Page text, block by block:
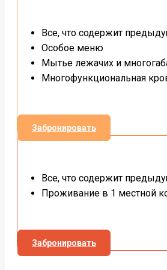
Все, что содержит
Особое меню
Мытье лежачих и
Многофункциональная
Забронировать
Все, что содержит
Проживание в 1 местной
Забронировать